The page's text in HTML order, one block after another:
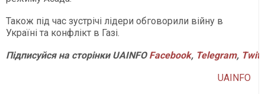
Також під час зустрічі лідери обговорили війну в
Україні та конфлікт в Газі.
ПідписуйсянасторінкиUAINFO Facebook, Telegram,
UAINFO